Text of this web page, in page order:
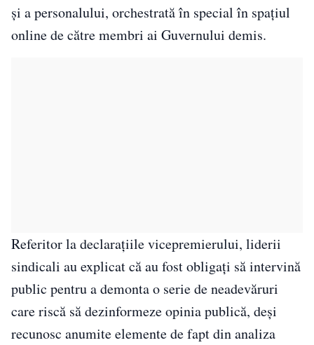
și a personalului, orchestrată în special în spațiul
online de către membri ai Guvernului demis.
Referitor la declarațiile vicepremierului, liderii
sindicali au explicat că au fost obligați să intervină
public pentru a demonta o serie de neadevăruri
care riscă să dezinformeze opinia publică, deși
recunosc anumite elemente de fapt din analiza